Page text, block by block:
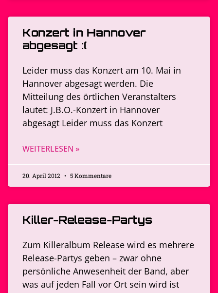
Konzert in Hannover
abgesagt :(
Leider muss das Konzert am 10. Mai in
Hannover abgesagt werden. Die
Mitteilung des örtlichen Veranstalters
lautet: J.B.O.-Konzert in Hannover
abgesagt Leider muss das Konzert
WEITERLESEN »
20. April 2012 5 Kommentare
Killer-Release-Partys
Zum Killeralbum Release wird es mehrere
Release-Partys geben – zwar ohne
persönliche Anwesenheit der Band, aber
was auf jeden Fall vor Ort sein wird ist